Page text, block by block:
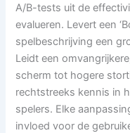
A/B-tests uit de
evalueren. Levert een
spelbeschrijving een
Leidt een
scherm tot hogere
rechtstreeks kennis in
spelers. Elke
invloed voor de